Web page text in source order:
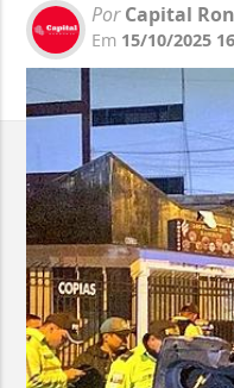
PorCapital
Em 15/10/2025